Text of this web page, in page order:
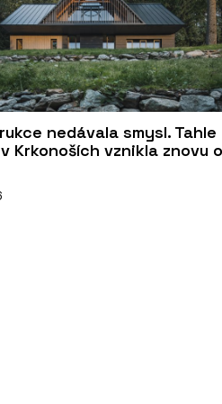
nedávala smysl. Tahle
Krkonoších vznikla znovu